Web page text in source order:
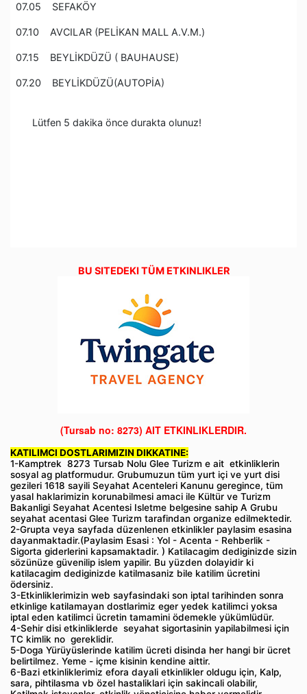
07.05 SEFAKÖY
07.10 AVCILAR (PELİKAN MALL A.V.M.)
07.15 BEYLİKDÜZÜ ( BAUHAUSE)
07.20 BEYLİKDÜZÜ(AUTOPİA)
Lütfen 5 dakika önce durakta olunuz!
BU SITEDEKI TÜM ETKINLIKLER
(Tursab no: 8273) AIT ETKINLIKLERDIR.
KATILIMCI DOSTLARIMIZIN DIKKATINE:
1-Kamptrek 8273 Tursab Nolu Glee Turizm e ait etkinliklerin
sosyal ag platformudur. Grubumuzun tüm yurt içi ve yurt disi
gezileri 1618 sayili Seyahat Acenteleri Kanunu geregince, tüm
yasal haklarimizin korunabilmesi amaci ile Kültür ve Turizm
Bakanligi Seyahat Acentesi Isletme belgesine sahip A Grubu
seyahat acentasi Glee Turizm tarafindan organize edilmektedir.
2-Grupta veya sayfada düzenlenen etkinlikler paylasim esasina
dayanmaktadir.(Paylasim Esasi : Yol - Acenta - Rehberlik -
Sigorta giderlerini kapsamaktadir. ) Katilacagim dediginizde sizin
sözünüze güvenilip islem yapilir. Bu yüzden dolayidir ki
katilacagim dediginizde katilmasaniz bile katilim ücretini
ödersiniz.
3-Etkinliklerimizin web sayfasindaki son iptal tarihinden sonra
etkinlige katilamayan dostlarimiz eger yedek katilimci yoksa
iptal eden katilimci ücretin tamamini ödemekle yükümlüdür.
4-Sehir disi etkinliklerde seyahat sigortasinin yapilabilmesi için
TC kimlik no gereklidir.
5-Doga Yürüyüslerinde katilim ücreti disinda her hangi bir ücret
belirtilmez. Yeme - içme kisinin kendine aittir.
6-Bazi etkinliklerimiz efora dayali etkinlikler oldugu için, Kalp,
sara, pihtilasma vb özel hastaliklari için sakincali olabilir,